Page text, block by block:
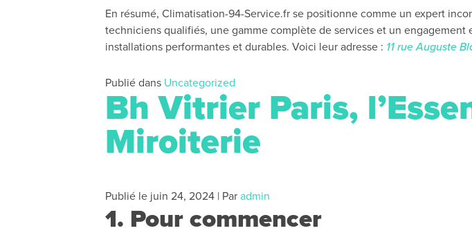
En résumé, Climatisation-94-Service.fr se positionne comme un expert
techniciens qualifiés, une gamme complète de services et un
installations performantes et durables. Voici leur adresse : 11 rue Auguste
Publié dans Uncategorized
Bh Vitrier Paris,
Miroiterie
Publié le juin 24, 2024 | Par admin
1. Pour commencer